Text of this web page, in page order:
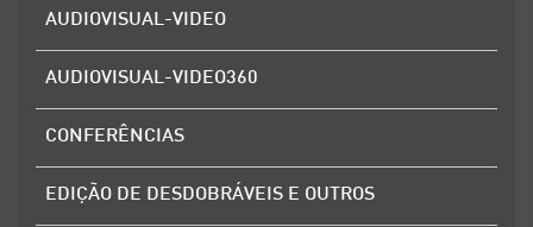
AUDIOVISUAL-VIDEO
AUDIOVISUAL-VIDEO360
CONFERÊNCIAS
EDIÇÃO DE DESDOBRÁVEIS E OUTROS